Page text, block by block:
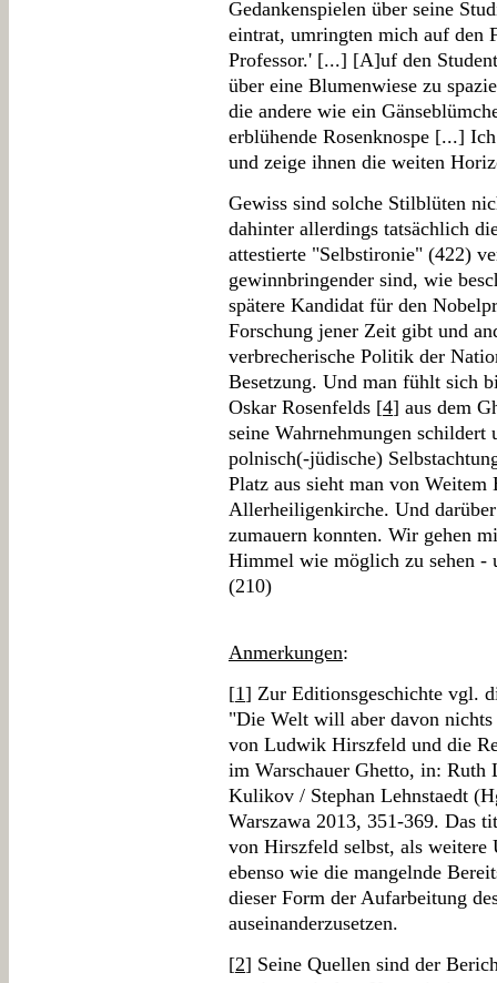
Gedankenspielen über seine
eintrat, umringten mich auf den
Professor.' [...] [A]uf den
über eine Blumenwiese zu
die andere wie ein
erblühende Rosenknospe [...]
und zeige ihnen die weiten
Gewiss sind solche Stilblüten
dahinter allerdings tatsächlich
attestierte "Selbstironie" (422)
gewinnbringender sind, wie
spätere Kandidat für den
Forschung jener Zeit gibt und
verbrecherische Politik der
Besetzung. Und man fühlt sich
Oskar Rosenfelds [4] aus dem
seine Wahrnehmungen
polnisch(-jüdische)
Platz aus sieht man von Weitem
Allerheiligenkirche. Und
zumauern konnten. Wir gehen
Himmel wie möglich zu sehen
(210)
Anmerkungen:
[1] Zur Editionsgeschichte vgl.
"Die Welt will aber davon
von Ludwik Hirszfeld und die
im Warschauer Ghetto, in: Ruth
Kulikov / Stephan Lehnstaedt
Warszawa 2013, 351-369. Das
von Hirszfeld selbst, als weitere
ebenso wie die mangelnde
dieser Form der Aufarbeitung
auseinanderzusetzen.
[2] Seine Quellen sind der